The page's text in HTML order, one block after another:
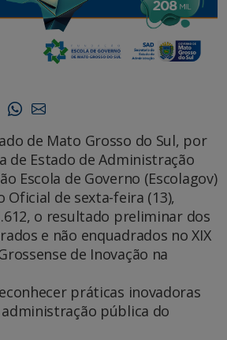
de Mato Grosso do Sul, por
de Estado de Administração
Escola de Governo (Escolagov)
de sexta-feira (13),
o resultado preliminar dos
e não enquadrados no XIX
de Inovação na
práticas inovadoras
pública do